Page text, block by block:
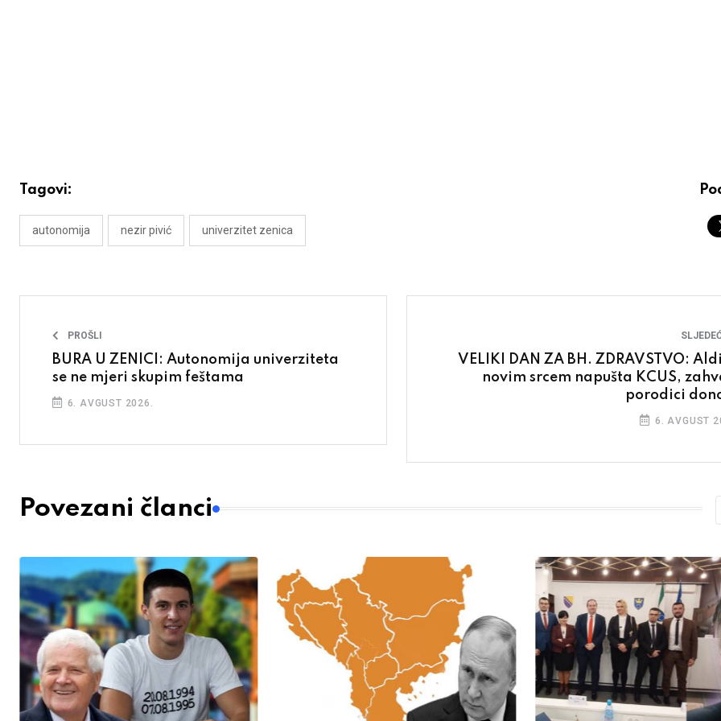
Tagovi:
autonomija nezir pivić univerzitet zenica
PROŠLI
BURA U ZENICI: Autonomija univerziteta
se ne mjeri skupim feštama
6. AVGUST 2026.
VELIKI DAN ZA BH. ZDRAVSTVO:
novim srcem napušta KCUS,
porodici
6. AVGUST
Povezani članci